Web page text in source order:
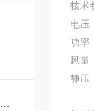
技术
电压
功率
风量
静压